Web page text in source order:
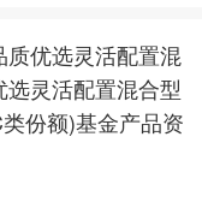
优选灵活配置混
灵活配置混合型
份额)基金产品资